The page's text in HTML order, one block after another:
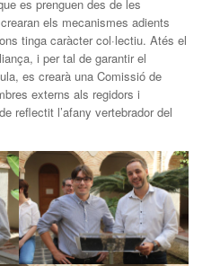
es prenguen des de les
els mecanismes adients
tinga caràcter col·lectiu. Atés el
i per tal de garantir el
es crearà una Comissió de
externs als regidors i
reflectit l’afany vertebrador del